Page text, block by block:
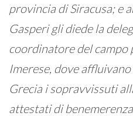
provincia di Siracusa; e
Gasperi gli diede la
coordinatore del campo
Imerese, dove
Grecia i sopravvissuti
attestati di